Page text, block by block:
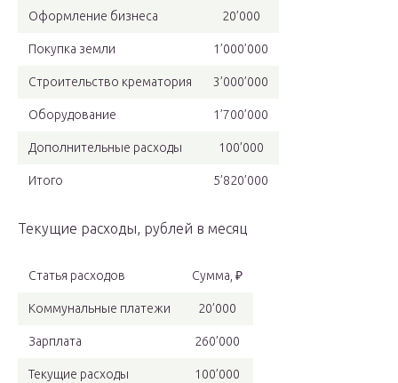
Оформление бизнеса 20’000
Покупка земли 1’000’000
Строительство крематория 3’000’000
Оборудование 1’700’000
Дополнительные расходы 100’000
Итого 5’820’000
Текущие расходы, рублей в месяц
Статья расходов Сумма, ₽
Коммунальные платежи 20’000
Зарплата 260’000
Текущие расходы 100’000